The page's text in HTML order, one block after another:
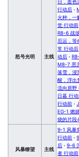
怒号光明 主线
日，血色
行动后 ·
火种，一
觉 行动前
R8-6 战
厄运，等
常 行动后
动后 ·
M8-7 恶
落雪，浸
醒，浮出
流向原野
日暮 行
行动前 ·
EG-1 燃
烧的片段
风暴瞭望 主线
9-1 风暴
行动前 ·
后 · 9-6
者 行动前